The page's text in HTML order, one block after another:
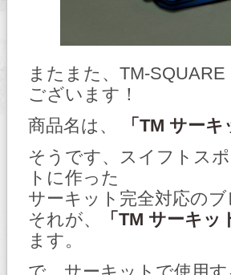
またまた、TM-
ございます！
商品名は、
「TM サー
そうです、スイフトス
トに作った
サーキット完全対応のブ
それが、
「TM サーキ
ます。